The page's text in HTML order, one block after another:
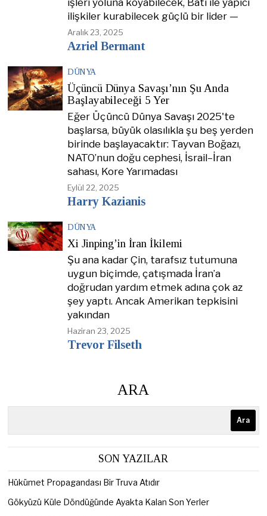
işleri yoluna koyabilecek, Batı ile yapıcı
ilişkiler kurabilecek güçlü bir lider —
Aralık 23, 2025
Azriel Bermant
DÜNYA
Üçüncü Dünya Savaşı’nın Şu Anda
Başlayabileceği 5 Yer
Eğer Üçüncü Dünya Savaşı 2025'te
başlarsa, büyük olasılıkla şu beş yerden
birinde başlayacaktır: Tayvan Boğazı,
NATO’nun doğu cephesi, İsrail–İran
sahası, Kore Yarımadası
Eylül 22, 2025
Harry Kazianis
DÜNYA
Xi Jinping’in İran İkilemi
Şu ana kadar Çin, tarafsız tutumuna
uygun biçimde, çatışmada İran’a
doğrudan yardım etmek adına çok az
şey yaptı. Ancak Amerikan tepkisini
yakından
Haziran 23, 2025
Trevor Filseth
ARA
Ara
SON YAZILAR
Hükümet Propagandası Bir Truva Atıdır
Gökyüzü Küle Döndüğünde Ayakta Kalan Son Yerler